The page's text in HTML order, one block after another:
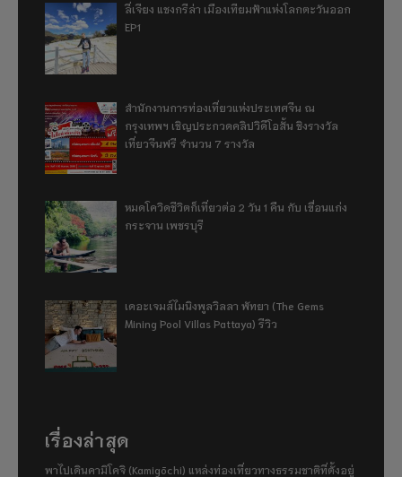
ลี่เจียง แชงกรีล่า เมืองเทียมฟ้าแห่งโลกตะวันออก
EP1
สำนักงานการท่องเที่ยวแห่งประเทศจีน ณ
กรุงเทพฯ เชิญประกวดคลิปวิดีโอสั้น ชิงรางวัล
เที่ยวจีนฟรี จำนวน 7 รางวัล
หมดโควิดชีวิตก็เที่ยวต่อ 2 วัน 1 คืน กับ เขื่อนแก่ง
กระจาน เพชรบุรี
เดอะเจมส์ไมนิงพูลวิลลา พัทยา (The Gems
Mining Pool Villas Pattaya) รีวิว
เรื่องล่าสุด
พาไปเดินคามิโคจิ (Kamigōchi) แหล่งท่องเที่ยวทางธรรมชาติที่ตั้งอยู่